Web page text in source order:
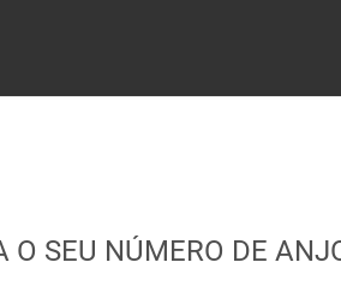
O SEU NÚMERO DE